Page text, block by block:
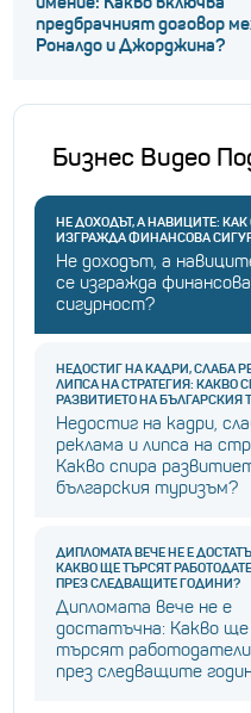
предбрачният договор
Роналдо и Джорджина?
Бизнес Видео
НЕ ДОХОДЪТ, А НАВИЦИТЕ: КАК
ИЗГРАЖДА ФИНАНСОВА
Не доходът, а
се изгражда финансова
сигурност?
НЕДОСТИГ НА КАДРИ, СЛАБА
ЛИПСА НА СТРАТЕГИЯ: КАКВО
РАЗВИТИЕТО НА БЪЛГАРСКИЯ
Недостиг на кадри,
реклама и липса на
Какво спира
българския туризъм?
ДИПЛОМАТА ВЕЧЕ НЕ Е
КАКВО ЩЕ ТЪРСЯТ
ПРЕЗ СЛЕДВАЩИТЕ ГОДИНИ?
Дипломата вече не е
достатъчна: Какво ще
търсят
през следващите